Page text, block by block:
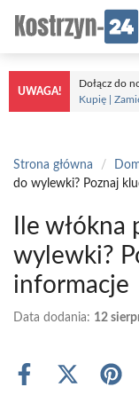
treści
UWAGA!
Dołącz do
Kupię |
Strona główna /
do wylewki? Poznaj
Ile
wylewki?
informacje
Data dodania: 12
Share
Share